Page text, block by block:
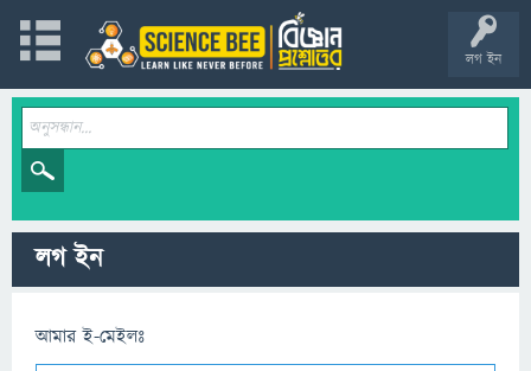
লগ ইন
লগ ইন
আমার ই-মেইলঃ